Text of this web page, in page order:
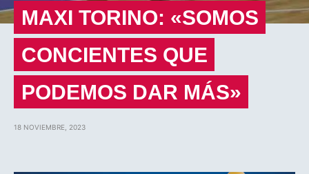
MAXI TORINO: «SOMOS
CONCIENTES QUE
PODEMOS DAR MÁS»
18 NOVIEMBRE, 2023